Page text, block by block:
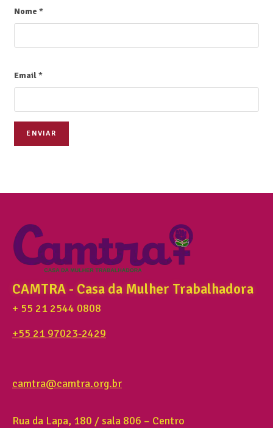
Nome*
Email*
ENVIAR
CAMTRA - Casa da Mulher Trabalhadora
+ 55 21 2544 0808
+55 21 97023-2429
camtra@camtra.org.br
Rua da Lapa, 180 / sala 806 – Centro